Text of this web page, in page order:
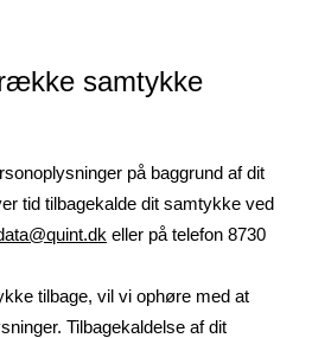
samtykke
på baggrund af dit
tid tilbagekalde dit samtykke ved
eller på telefon 8730
tilbage, vil vi ophøre med at
Tilbagekaldelse af dit